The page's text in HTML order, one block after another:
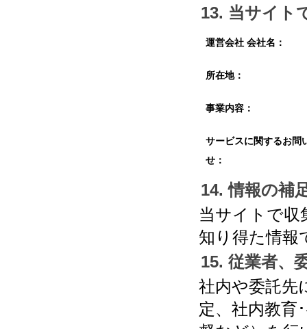
13. 当サイト
運営会社 会社名：
所在地：
事業内容：
サービスに関するお問
せ：
14. 情報の補
当サイトで収
知り得た情報
15. 従業者、
社内や委託先
定、社内教育